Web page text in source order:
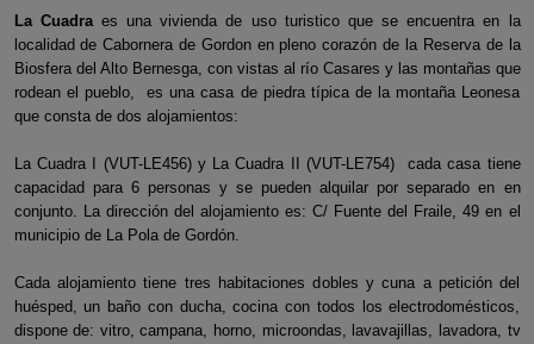
La Cuadraes una vivienda de uso turistico que se encuentra en la
localidad de Cabornera de Gordon en pleno corazón de la Reserva de la
Biosfera del Alto Bernesga, con vistas al río Casares y las montañas que
rodean el pueblo, es una casa de piedra típica de la montaña Leonesa
que consta de dos alojamientos:
La Cuadra I (VUT-LE456) y La Cuadra II (VUT-LE754) cada casa tiene
capacidad para 6 personas y se pueden alquilar por separado en en
conjunto. La dirección del alojamiento es: C/ Fuente del Fraile, 49 en el
municipio de La Pola de Gordón.
Cada alojamiento tiene tres habitaciones dobles y cuna a petición del
huésped, un baño con ducha, cocina con todos los electrodomésticos,
dispone de: vitro, campana, horno, microondas, lavavajillas, lavadora, tv